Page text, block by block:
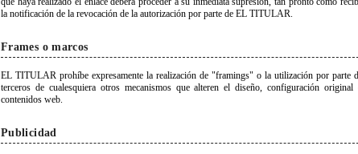
la notificación de la revocación de la autorización por parte de EL TITULAR.
Frames o marcos
EL TITULAR prohíbe expresamente la realización de "framings" o la utilización por parte
terceros de cualesquiera otros mecanismos que alteren el diseño, configuración original
contenidos web.
Publicidad